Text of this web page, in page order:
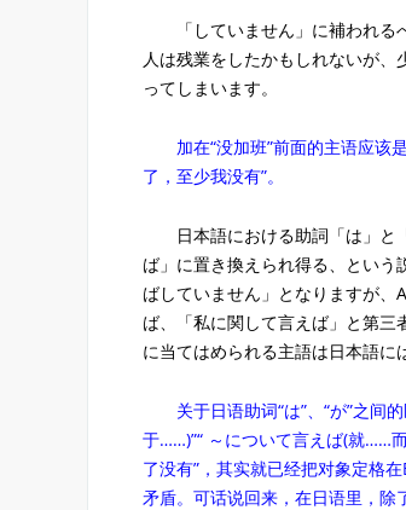
「していません」に補われる
人は残業をしたかもしれないが
ってしまいます。
加在“没加班”前面的主语应该是
了，至少我没有”。
日本語における助詞「は」と「
ば」に置き換えられ得る、という
ばしていません」となりますが
ば、「私に関して言えば」と第
に当てはめられる主語は日本語に
关于日语助词“は”、“が”之间的
于……)”“ ～について言えば(就……
了没有”，其实就已经把对象定格
矛盾。可话说回来，在日语里，除